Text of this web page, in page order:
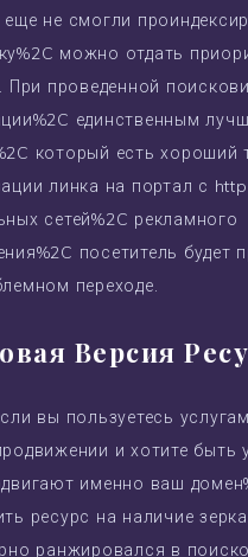
не смогли
можно отдать
При проведенной
единственным
который есть хороший
линка на портал с
сетей%2C рекламного
посетитель будет
переходе.
Версия
вы пользуетесь
и хотите быть
именно ваш
ресурс на наличие
ранжировался в